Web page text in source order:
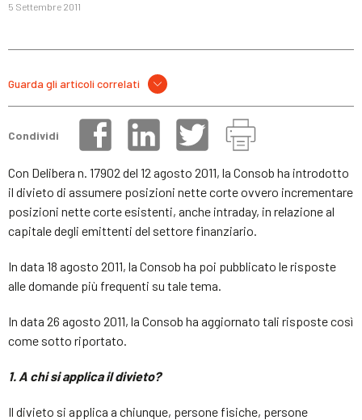
5 Settembre 2011
Guarda gli articoli correlati
Condividi
Con Delibera n. 17902 del 12 agosto 2011, la Consob ha introdotto
il divieto di assumere posizioni nette corte ovvero incrementare
posizioni nette corte esistenti, anche intraday, in relazione al
capitale degli emittenti del settore finanziario.
In data 18 agosto 2011, la Consob ha poi pubblicato le risposte
alle domande più frequenti su tale tema.
In data 26 agosto 2011, la Consob ha aggiornato tali risposte così
come sotto riportato.
1. A chi si applica il divieto?
Il divieto si applica a chiunque, persone fisiche, persone